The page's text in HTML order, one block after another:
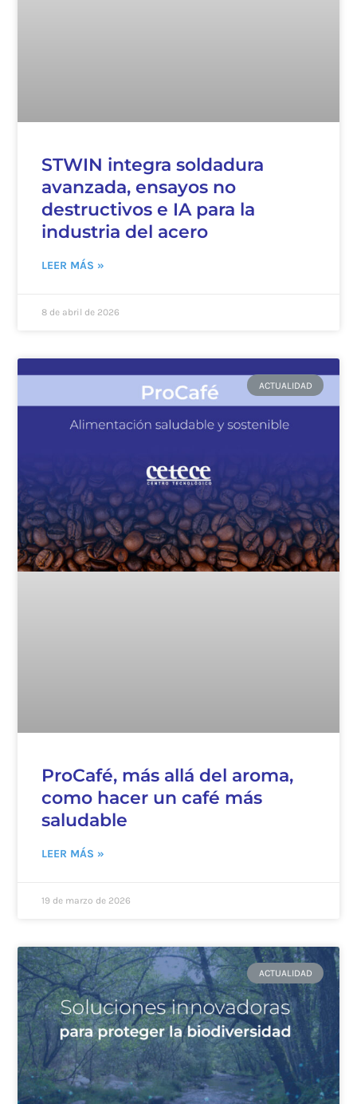
STWIN integra soldadura
avanzada, ensayos no
destructivos e IA para la
industria del acero
LEER MÁS »
8 de abril de 2026
ACTUALIDAD
ProCafé, más allá del aroma,
como hacer un café más
saludable
LEER MÁS »
19 de marzo de 2026
ACTUALIDAD